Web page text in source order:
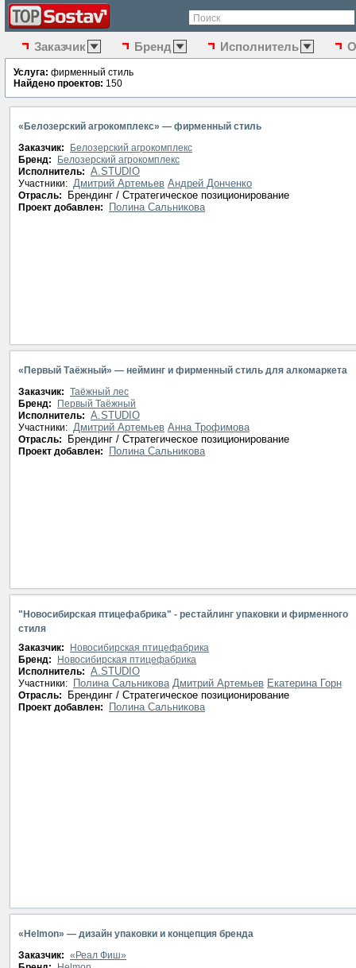
Поиск
Заказчик Бренд Исполнитель
Услуга: фирменный стиль
Найдено проектов: 150
«Белозерский агрокомплекс» — фирменный стиль
Заказчик:
Белозерский агрокомплекс
Бренд:
Белозерский агрокомплекс
Исполнитель: A.STUDIO
Участники: Дмитрий Артемьев Андрей Донченко
Отрасль: Брендинг / Стратегическое позиционирование
Проект добавлен: Полина Сальникова
«Первый Таёжный» — нейминг и фирменный стиль для алкомаркета
Заказчик: Таёжный лес
Бренд:
Первый Таёжный
Исполнитель: A.STUDIO
Участники: Дмитрий Артемьев Анна Трофимова
Отрасль: Брендинг / Стратегическое позиционирование
Проект добавлен: Полина Сальникова
"Новосибирская птицефабрика" - рестайлинг упаковки и фирменного
стиля
Заказчик:
Новосибирская птицефабрика
Бренд:
Новосибирская птицефабрика
Исполнитель: A.STUDIO
Участники: Полина Сальникова Дмитрий Артемьев Екатерина Горн
Отрасль: Брендинг / Стратегическое позиционирование
Проект добавлен: Полина Сальникова
«Helmon» — дизайн упаковки и концепция бренда
Заказчик: «Реал Фиш»